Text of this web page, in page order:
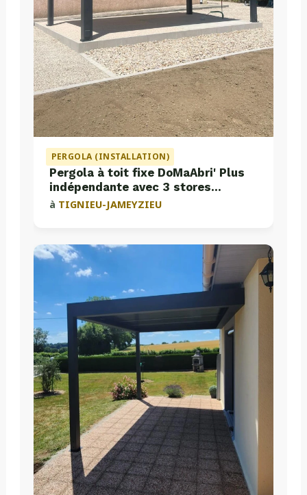
PERGOLA (INSTALLATION)
Pergola à toit fixe DoMaAbri' Plus
indépendante avec 3 stores
intégrés
à TIGNIEU-JAMEYZIEU